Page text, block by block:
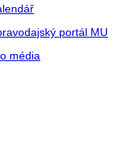
portál MU
média